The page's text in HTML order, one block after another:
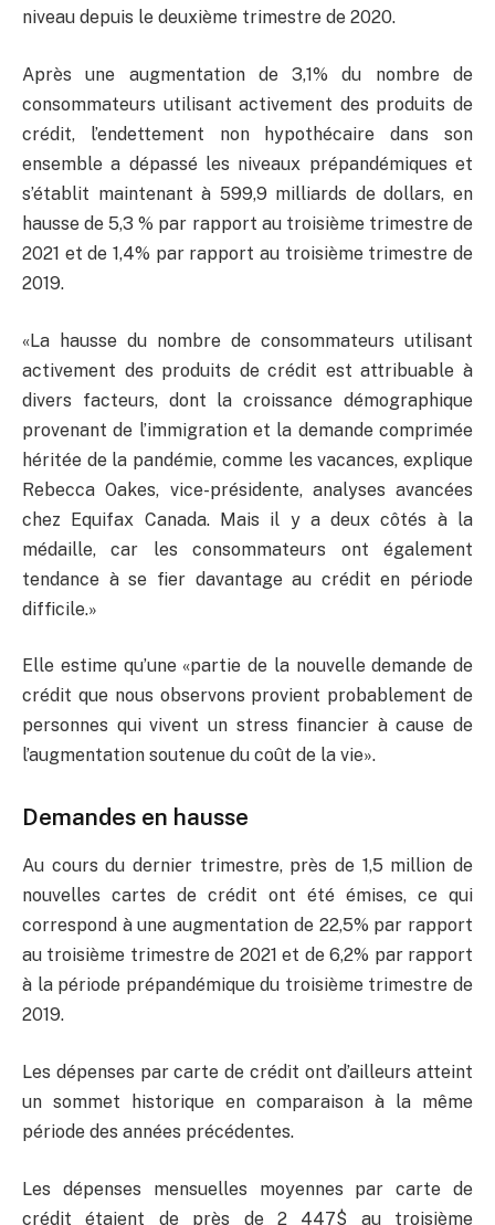
niveau depuis le deuxième trimestre de 2020.
Après une augmentation de 3,1% du nombre de
consommateurs utilisant activement des produits de
crédit, l’endettement non hypothécaire dans son
ensemble a dépassé les niveaux prépandémiques et
s’établit maintenant à 599,9 milliards de dollars, en
hausse de 5,3 % par rapport au troisième trimestre de
2021 et de 1,4% par rapport au troisième trimestre de
2019.
«La hausse du nombre de consommateurs utilisant
activement des produits de crédit est attribuable à
divers facteurs, dont la croissance démographique
provenant de l’immigration et la demande comprimée
héritée de la pandémie, comme les vacances, explique
Rebecca Oakes, vice-présidente, analyses avancées
chez Equifax Canada. Mais il y a deux côtés à la
médaille, car les consommateurs ont également
tendance à se fier davantage au crédit en période
difficile.»
Elle estime qu’une «partie de la nouvelle demande de
crédit que nous observons provient probablement de
personnes qui vivent un stress financier à cause de
l’augmentation soutenue du coût de la vie».
Demandes en hausse
Au cours du dernier trimestre, près de 1,5 million de
nouvelles cartes de crédit ont été émises, ce qui
correspond à une augmentation de 22,5% par rapport
au troisième trimestre de 2021 et de 6,2% par rapport
à la période prépandémique du troisième trimestre de
2019.
Les dépenses par carte de crédit ont d’ailleurs atteint
un sommet historique en comparaison à la même
période des années précédentes.
Les dépenses mensuelles moyennes par carte de
crédit étaient de près de 2 447$ au troisième